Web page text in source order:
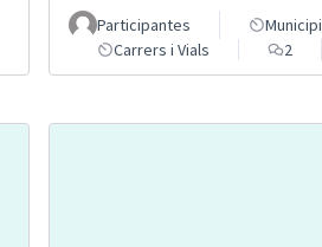
Participantes
Municipi
Carrers i Vials
2